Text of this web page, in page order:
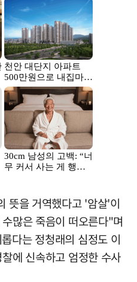
뜻을 거역했다고 '암살'이
많은 죽음이 떠오른다"며
다는 정청래의 심정도 이
에 신속하고 엄정한 수사